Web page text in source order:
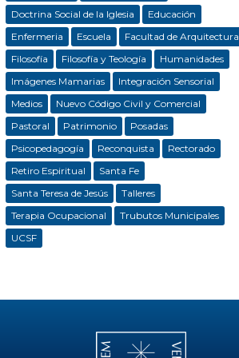
Doctrina Social de la Iglesia
Educación
Enfermeria
Escuela
Facultad de Arquitectura
Filosofía
Filosofía y Teología
Humanidades
Imágenes Mamarias
Integración Sensorial
Medios
Nuevo Código Civil y Comercial
Pastoral
Patrimonio
Posadas
Psicopedagogía
Reconquista
Rectorado
Retiro Espiritual
Santa Fe
Santa Teresa de Jesús
Talleres
Terapia Ocupacional
Trubutos Municipales
UCSF